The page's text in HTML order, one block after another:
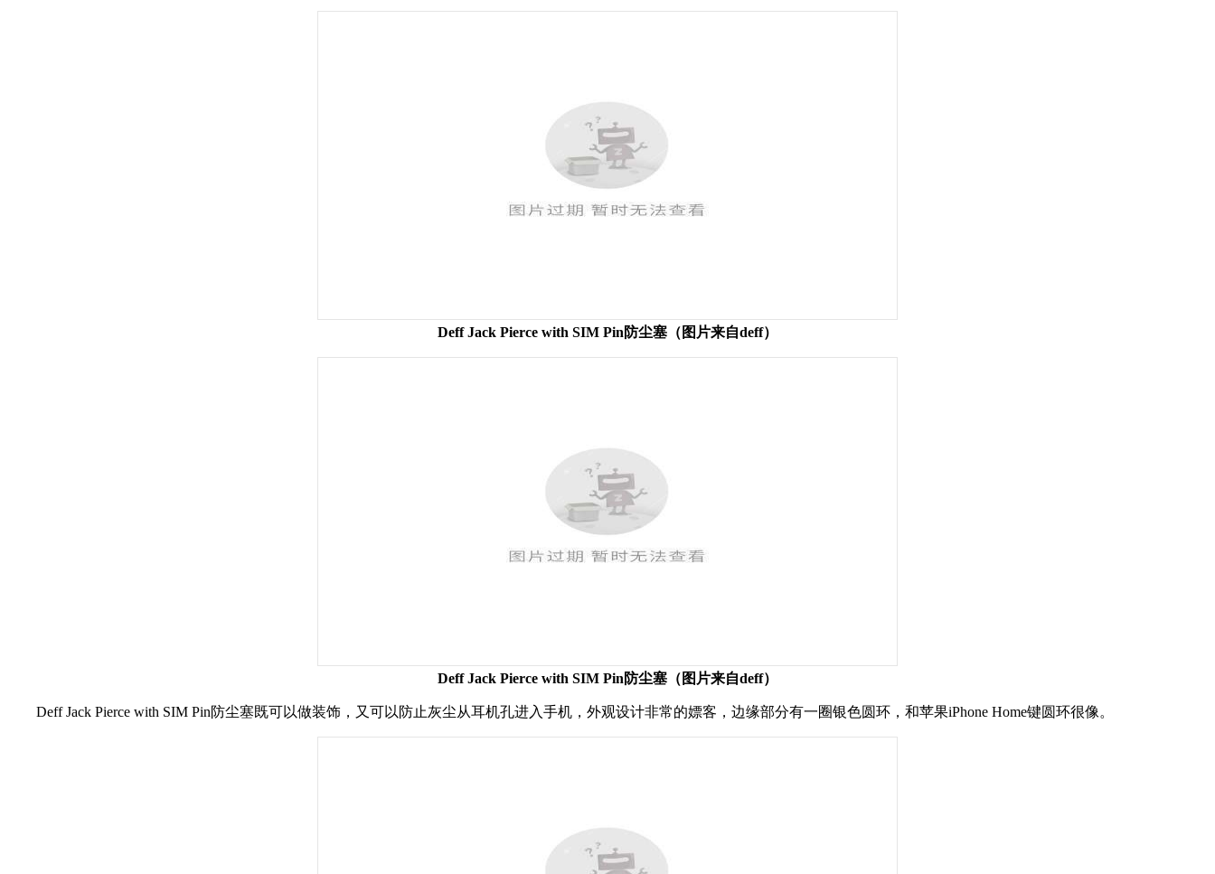
Deff Jack Pierce with SIM Pin防尘塞（图片来自deff）
Deff Jack Pierce with SIM Pin防尘塞（图片来自deff）
Deff Jack Pierce with SIM Pin防尘塞既可以做装饰，又可以防止灰尘从耳机孔进入手机，外观设计非常的嫖客，边缘部分有一圈银色圆环，和苹果iPhone Home键圆环很像。